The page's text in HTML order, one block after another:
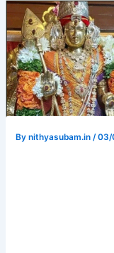
Bynithyasubam.in /03/